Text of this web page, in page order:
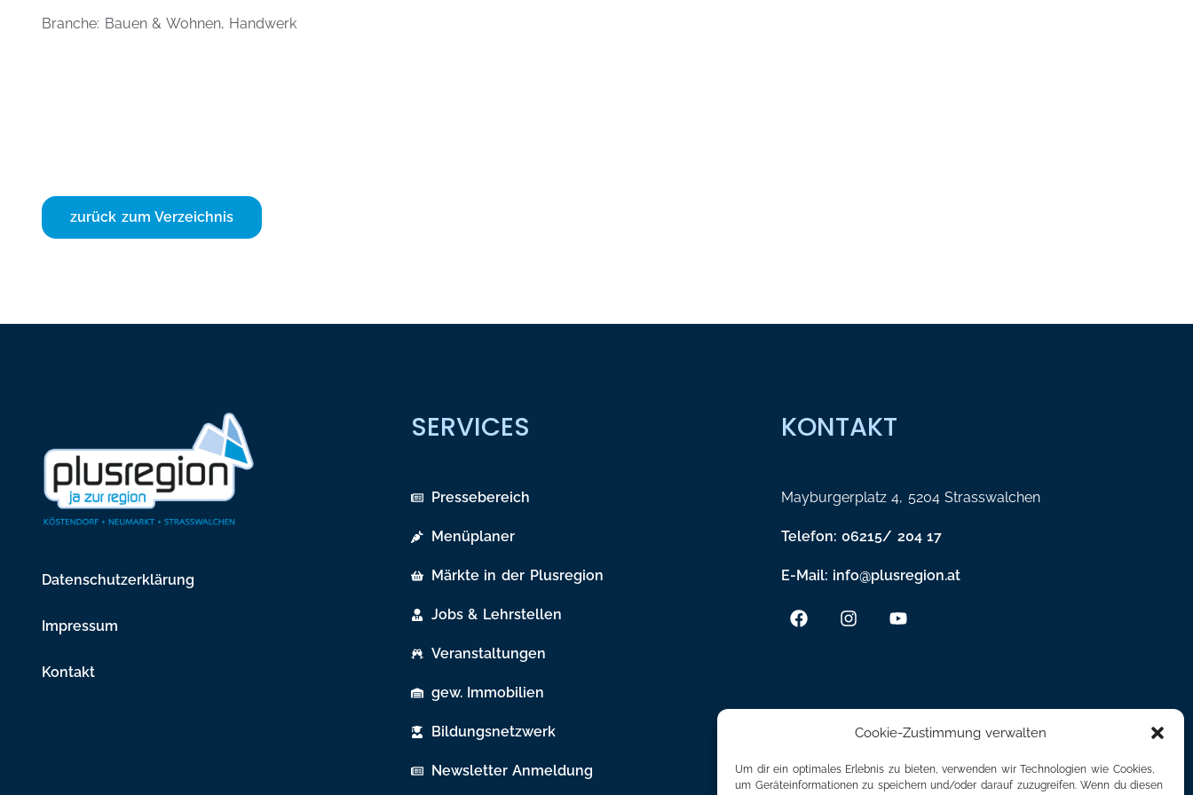
Cookie-Zustimmung verwalten
Um dir ein optimales Erlebnis zu bieten, verwenden wir Technologien wie Cookies,
um Geräteinformationen zu speichern und/oder darauf zuzugreifen. Wenn du diesen
Branche: Bauen & Wohnen, Handwerk
zurück zum Verzeichnis
Datenschutzerklärung
Impressum
Kontakt
SERVICES
Pressebereich
Menüplaner
Märkte in der Plusregion
Jobs & Lehrstellen
Veranstaltungen
gew. Immobilien
Bildungsnetzwerk
Newsletter Anmeldung
KONTAKT
Mayburgerplatz 4, 5204 Strasswalchen
Telefon: 06215/ 204 17
E-Mail: info@plusregion.at